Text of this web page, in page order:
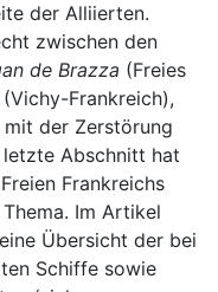
der Alliierten.
zwischen den
de Brazza (Freies
(Vichy-Frankreich),
der Zerstörung
Abschnitt hat
Frankreichs
Im Artikel
Übersicht der bei
Schiffe sowie